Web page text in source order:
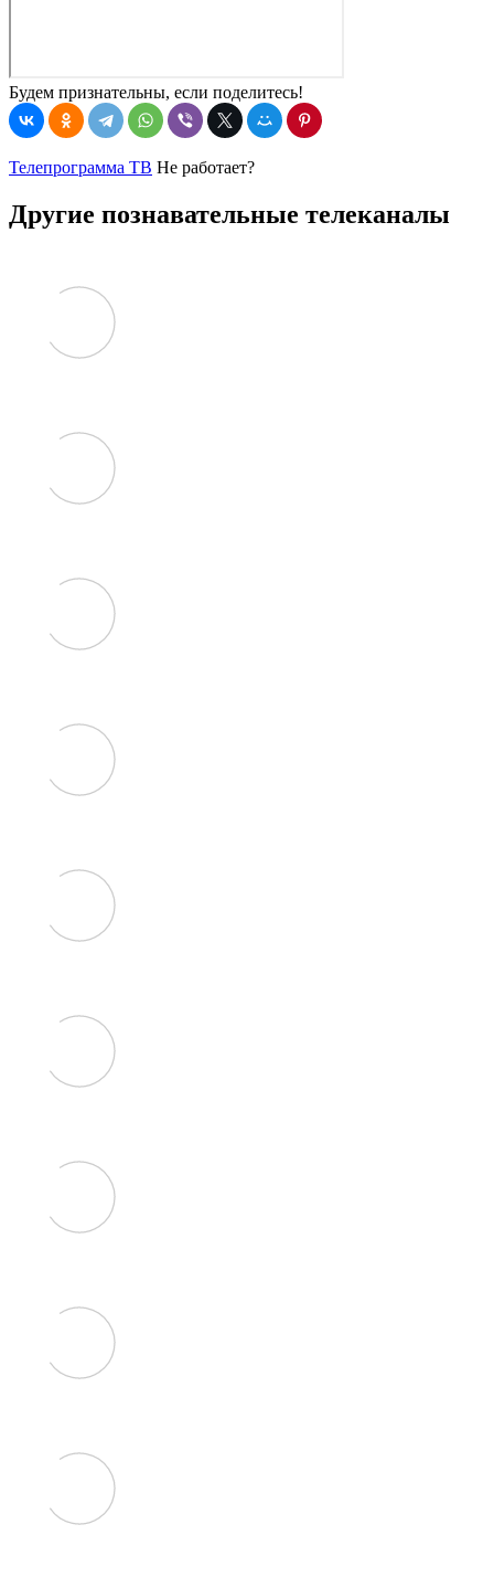
Будем признательны, если поделитесь!
Телепрограмма ТВ Не работает?
Другие познавательные телеканалы